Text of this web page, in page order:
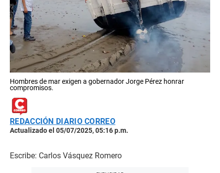
Hombres de mar exigen a gobernador Jorge Pérez honrar
compromisos.
REDACCIÓN DIARIO CORREO
Actualizado el 05/07/2025, 05:16 p.m.
Escribe: Carlos Vásquez Romero